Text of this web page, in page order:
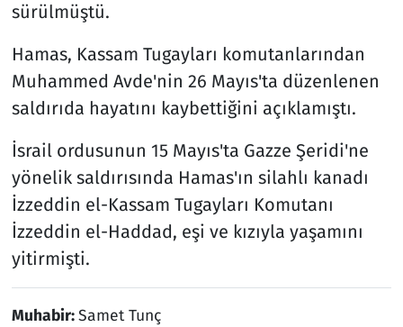
sürülmüştü.
Hamas, Kassam Tugayları komutanlarından
Muhammed Avde'nin 26 Mayıs'ta düzenlenen
saldırıda hayatını kaybettiğini açıklamıştı.
İsrail ordusunun 15 Mayıs'ta Gazze Şeridi'ne
yönelik saldırısında Hamas'ın silahlı kanadı
İzzeddin el-Kassam Tugayları Komutanı
İzzeddin el-Haddad, eşi ve kızıyla yaşamını
yitirmişti.
Muhabir:Samet Tunç